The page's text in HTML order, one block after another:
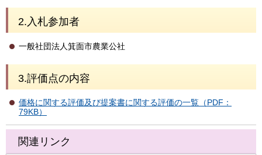
2.入札参加者
一般社団法人箕面市農業公社
3.評価点の内容
価格に関する評価及び提案書に関する評価の一覧（PDF：
79KB）
関連リンク